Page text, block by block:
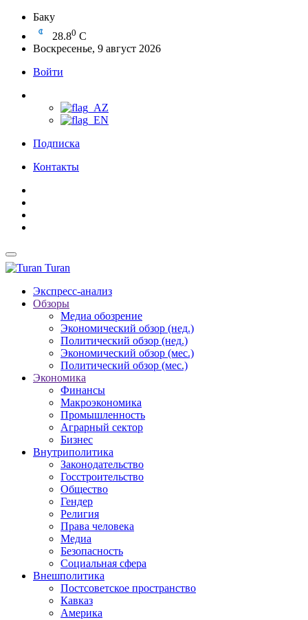
Баку
28.80 C
Воскресенье, 9 август 2026
Войти
Подписка
Контакты
Turan
Экспресс-анализ
Обзоры
Медиа обозрение
Экономический обзор (нед.)
Политический обзор (нед.)
Экономический обзор (мес.)
Политический обзор (мес.)
Экономика
Финансы
Макроэкономика
Промышленность
Аграрный сектор
Бизнес
Внутриполитика
Законодательство
Госстроительство
Общество
Гендер
Религия
Права человека
Медиа
Безопасность
Социальная сфера
Внешполитика
Постсоветское пространство
Кавказ
Америка